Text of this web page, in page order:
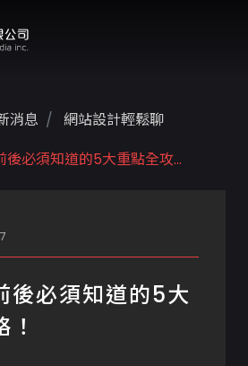
消息
網站設計輕鬆聊
後必須知道的5大重點全攻...
後必須知道的5大